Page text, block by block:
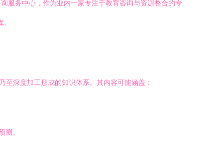
服务中心，作为业内一家专注于教育咨询与资源整合的专
深度加工形成的知识体系。其内容可能涵盖：
测。